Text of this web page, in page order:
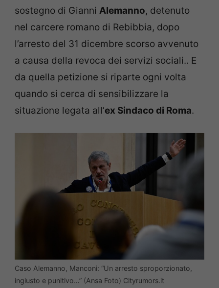
sostegno di Gianni Alemanno, detenuto
nel carcere romano di Rebibbia, dopo
l’arresto del 31 dicembre scorso avvenuto
a causa della revoca dei servizi sociali.. E
da quella petizione si riparte ogni volta
quando si cerca di sensibilizzare la
situazione legata all’ex Sindaco di Roma.
Caso Alemanno, Manconi: “Un arresto sproporzionato,
ingiusto e punitivo…” (Ansa Foto) Cityrumors.it